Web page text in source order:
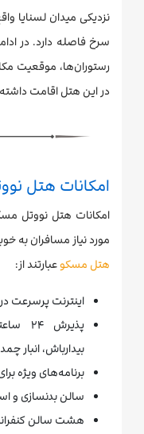
سرخ فاصله دارد. در
رستوران‌ها، موقعیت
در این هتل اقامت
امکانات هتل
امکانات هتل نووتل
مورد نیاز مسافران به
هتل مسکوعبارتند از:
اینترنت پرسرعت
بیدارباش، انبار
برنامه‌های ویژه
سالن بدنسازی و